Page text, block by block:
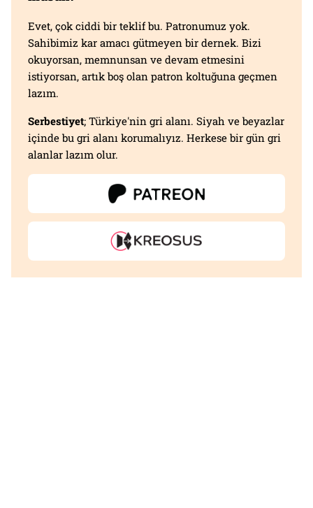
Evet, çok ciddi bir teklif bu. Patronumuz yok.
Sahibimiz kar amacı gütmeyen bir dernek. Bizi
okuyorsan, memnunsan ve devam etmesini
istiyorsan, artık boş olan patron koltuğuna geçmen
lazım.
Serbestiyet; Türkiye'nin gri alanı. Siyah ve beyazlar
içinde bu gri alanı korumalıyız. Herkese bir gün gri
alanlar lazım olur.